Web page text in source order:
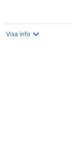
Visa info